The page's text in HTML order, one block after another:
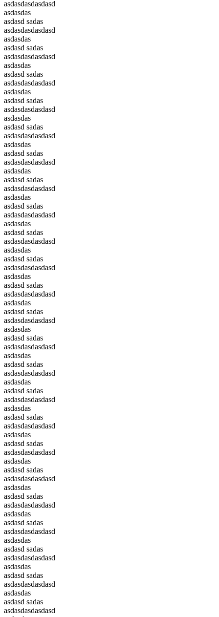
asdasdasdasdasd
asdasdas
asdasd sadas
asdasdasdasdasd
asdasdas
asdasd sadas
asdasdasdasdasd
asdasdas
asdasd sadas
asdasdasdasdasd
asdasdas
asdasd sadas
asdasdasdasdasd
asdasdas
asdasd sadas
asdasdasdasdasd
asdasdas
asdasd sadas
asdasdasdasdasd
asdasdas
asdasd sadas
asdasdasdasdasd
asdasdas
asdasd sadas
asdasdasdasdasd
asdasdas
asdasd sadas
asdasdasdasdasd
asdasdas
asdasd sadas
asdasdasdasdasd
asdasdas
asdasd sadas
asdasdasdasdasd
asdasdas
asdasd sadas
asdasdasdasdasd
asdasdas
asdasd sadas
asdasdasdasdasd
asdasdas
asdasd sadas
asdasdasdasdasd
asdasdas
asdasd sadas
asdasdasdasdasd
asdasdas
asdasd sadas
asdasdasdasdasd
asdasdas
asdasd sadas
asdasdasdasdasd
asdasdas
asdasd sadas
asdasdasdasdasd
asdasdas
asdasd sadas
asdasdasdasdasd
asdasdas
asdasd sadas
asdasdasdasdasd
asdasdas
asdasd sadas
asdasdasdasdasd
asdasdas
asdasd sadas
asdasdasdasdasd
asdasdas
asdasd sadas
asdasdasdasdasd